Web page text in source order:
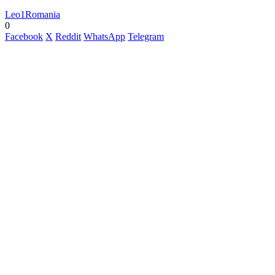
Leo1Romania
0
Facebook X Reddit WhatsApp Telegram